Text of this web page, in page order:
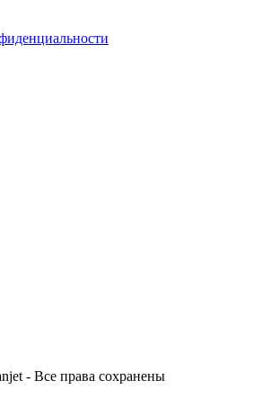
- Все права сохранены